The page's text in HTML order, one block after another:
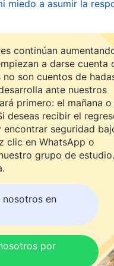
y si el
la cual hacen las
parte) . Las
en Él y
con otras
que hacen, lo
viven según su
tramas cuando
en conflicto, no
ellos. Comparé las
y que no había
estaba ansiosa
forcé que personas
miedo a asumir la
continúan
a darse cuenta
son cuentos de
ante nuestros
primero: el mañana o
deseas recibir el
seguridad
clic en WhatsApp o
grupo de estudio.
en
por